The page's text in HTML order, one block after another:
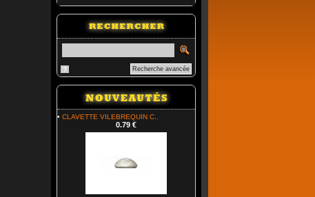
? Recherche avancée
• CLAVETTE VILEBREQUIN C..
0.79 €